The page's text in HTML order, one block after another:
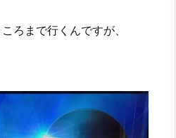
ろまで行くんですが、